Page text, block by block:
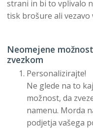
strani in bi to vplivalo
tisk brošure ali vezavo
Neomejene
zvezkom
Personalizirajte!
Ne glede na to
možnost, da
namenu. Morda
podjetja vašega